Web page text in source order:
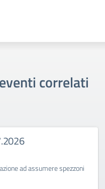
correlati
ad assumere spezzoni